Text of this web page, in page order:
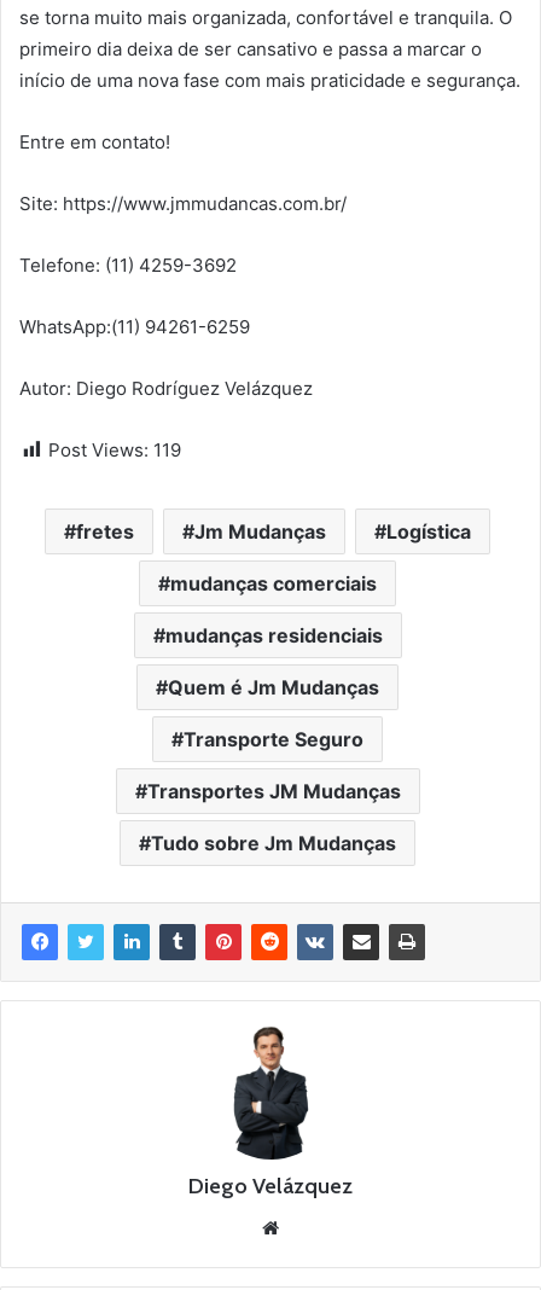
se torna muito mais organizada, confortável e tranquila. O
primeiro dia deixa de ser cansativo e passa a marcar o
início de uma nova fase com mais praticidade e segurança.
Entre em contato!
Site: https://www.jmmudancas.com.br/
Telefone: (11) 4259-3692
WhatsApp:(11) 94261-6259
Autor: Diego Rodríguez Velázquez
Post Views: 119
fretes Jm Mudanças Logística
mudanças comerciais
mudanças residenciais
Quem é Jm Mudanças
Transporte Seguro
Transportes JM Mudanças
Tudo sobre Jm Mudanças
Diego Velázquez
Website